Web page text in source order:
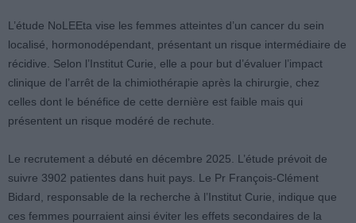
L’étude NoLEEta vise les femmes atteintes d’un cancer du sein
localisé, hormonodépendant, présentant un risque intermédiaire de
récidive. Selon l’Institut Curie, elle a pour but d’évaluer l’impact
clinique de l’arrêt de la chimiothérapie après la chirurgie, chez
celles dont le bénéfice de cette dernière est faible mais qui
présentent un risque modéré de rechute.
Le recrutement a débuté en décembre 2025. L’étude prévoit de
suivre 3902 patientes dans huit pays. Le Pr François-Clément
Bidard, responsable de la recherche à l’Institut Curie, indique que
ces femmes pourraient ainsi éviter les effets secondaires de la